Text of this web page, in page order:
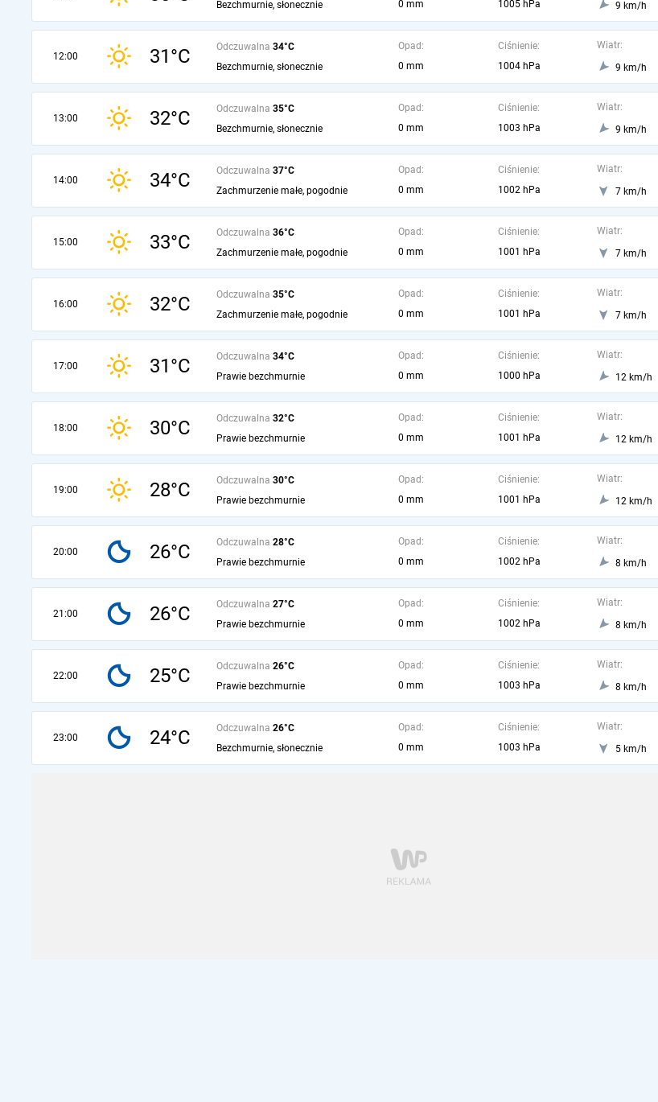
Bezchmurnie, słonecznie
0 mm
1005 hPa
9 km/h
12:00 31°C Odczuwalna 34°C
Bezchmurnie, słonecznie
Opad:
0 mm
Ciśnienie:
1004 hPa
Wiatr:
9 km/h
13:00 32°C Odczuwalna 35°C
Bezchmurnie, słonecznie
Opad:
0 mm
Ciśnienie:
1003 hPa
Wiatr:
9 km/h
14:00 34°C Odczuwalna 37°C
Zachmurzenie małe, pogodnie
Opad:
0 mm
Ciśnienie:
1002 hPa
Wiatr:
7 km/h
15:00 33°C Odczuwalna 36°C
Zachmurzenie małe, pogodnie
Opad:
0 mm
Ciśnienie:
1001 hPa
Wiatr:
7 km/h
16:00 32°C Odczuwalna 35°C
Zachmurzenie małe, pogodnie
Opad:
0 mm
Ciśnienie:
1001 hPa
Wiatr:
7 km/h
17:00 31°C Odczuwalna 34°C
Prawie bezchmurnie
Opad:
0 mm
Ciśnienie:
1000 hPa
Wiatr:
12 km/h
18:00 30°C Odczuwalna 32°C
Prawie bezchmurnie
Opad:
0 mm
Ciśnienie:
1001 hPa
Wiatr:
12 km/h
19:00 28°C Odczuwalna 30°C
Prawie bezchmurnie
Opad:
0 mm
Ciśnienie:
1001 hPa
Wiatr:
12 km/h
20:00 26°C Odczuwalna 28°C
Prawie bezchmurnie
Opad:
0 mm
Ciśnienie:
1002 hPa
Wiatr:
8 km/h
21:00 26°C Odczuwalna 27°C
Prawie bezchmurnie
Opad:
0 mm
Ciśnienie:
1002 hPa
Wiatr:
8 km/h
22:00 25°C Odczuwalna 26°C
Prawie bezchmurnie
Opad:
0 mm
Ciśnienie:
1003 hPa
Wiatr:
8 km/h
23:00 24°C Odczuwalna 26°C
Bezchmurnie, słonecznie
Opad:
0 mm
Ciśnienie:
1003 hPa
Wiatr:
5 km/h